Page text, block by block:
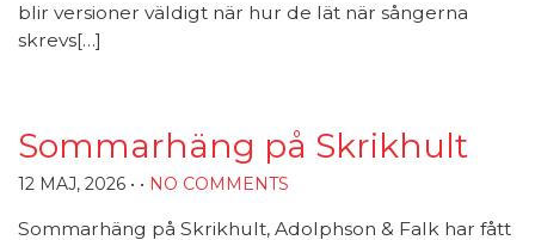
blir versioner väldigt när hur de lät när sångerna
skrevs[…]
Sommarhäng på Skrikhult
12 MAJ, 2026 • • NO COMMENTS
Sommarhäng på Skrikhult, Adolphson & Falk har fått